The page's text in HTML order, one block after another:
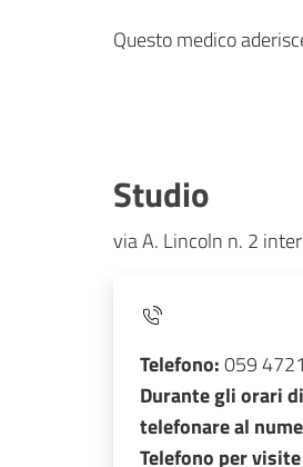
Questo medico
Studio
via A. Lincoln n. 2
Telefono:059
Durante gli orari
telefonare al
Telefono per